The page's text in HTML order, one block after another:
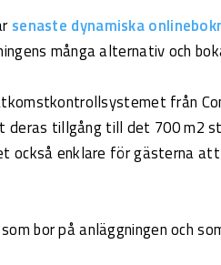
senaste dynamiska
många alternativ och
från
deras tillgång till det 700 m2
också enklare för gästerna
bor på anläggningen och